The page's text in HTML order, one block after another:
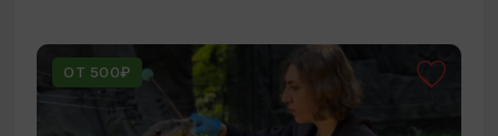
ОТ 500₽